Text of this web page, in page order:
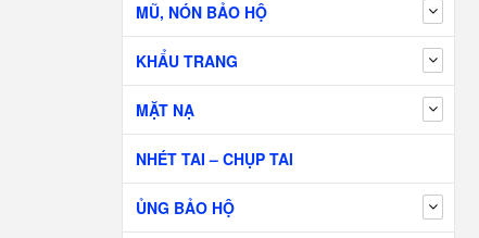
MŨ, NÓN BẢO HỘ
KHẨU TRANG
MẶT NẠ
NHÉT TAI – CHỤP TAI
ỦNG BẢO HỘ